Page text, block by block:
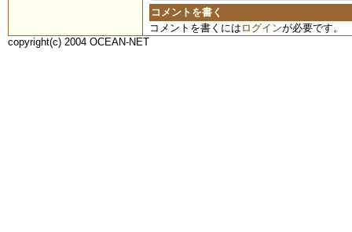
コメントを書く
コメントを書くには ログインが必要です。
copyright(c) 2004 OCEAN-NET